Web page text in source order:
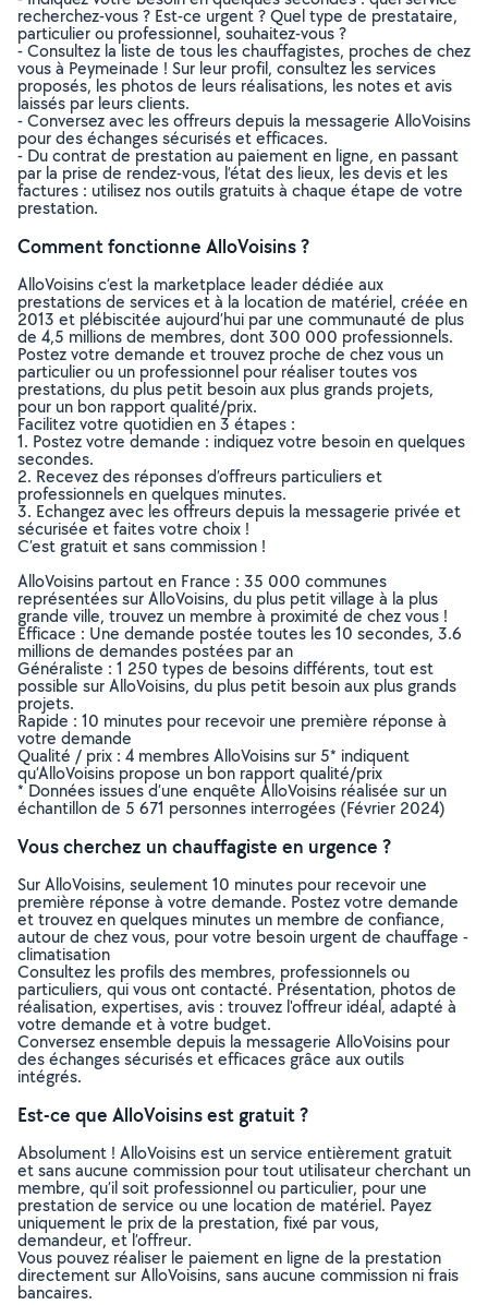
recherchez-vous ? Est-ce urgent ? Quel type de prestataire,
particulier ou professionnel, souhaitez-vous ?
- Consultez la liste de tous les chauffagistes, proches de chez
vous à Peymeinade ! Sur leur profil, consultez les services
proposés, les photos de leurs réalisations, les notes et avis
laissés par leurs clients.
- Conversez avec les offreurs depuis la messagerie AlloVoisins
pour des échanges sécurisés et efficaces.
- Du contrat de prestation au paiement en ligne, en passant
par la prise de rendez-vous, l’état des lieux, les devis et les
factures : utilisez nos outils gratuits à chaque étape de votre
prestation.
Comment fonctionne AlloVoisins ?
AlloVoisins c’est la marketplace leader dédiée aux
prestations de services et à la location de matériel, créée en
2013 et plébiscitée aujourd’hui par une communauté de plus
de 4,5 millions de membres, dont 300 000 professionnels.
Postez votre demande et trouvez proche de chez vous un
particulier ou un professionnel pour réaliser toutes vos
prestations, du plus petit besoin aux plus grands projets,
pour un bon rapport qualité/prix.
Facilitez votre quotidien en 3 étapes :
1. Postez votre demande : indiquez votre besoin en quelques
secondes.
2. Recevez des réponses d’offreurs particuliers et
professionnels en quelques minutes.
3. Echangez avec les offreurs depuis la messagerie privée et
sécurisée et faites votre choix !
C’est gratuit et sans commission !
AlloVoisins partout en France : 35 000 communes
représentées sur AlloVoisins, du plus petit village à la plus
grande ville, trouvez un membre à proximité de chez vous !
Efficace : Une demande postée toutes les 10 secondes, 3.6
millions de demandes postées par an
Généraliste : 1 250 types de besoins différents, tout est
possible sur AlloVoisins, du plus petit besoin aux plus grands
projets.
Rapide : 10 minutes pour recevoir une première réponse à
votre demande
Qualité / prix : 4 membres AlloVoisins sur 5* indiquent
qu’AlloVoisins propose un bon rapport qualité/prix
* Données issues d’une enquête AlloVoisins réalisée sur un
échantillon de 5 671 personnes interrogées (Février 2024)
Vous cherchez un chauffagiste en urgence ?
Sur AlloVoisins, seulement 10 minutes pour recevoir une
première réponse à votre demande. Postez votre demande
et trouvez en quelques minutes un membre de confiance,
autour de chez vous, pour votre besoin urgent de chauffage -
climatisation
Consultez les profils des membres, professionnels ou
particuliers, qui vous ont contacté. Présentation, photos de
réalisation, expertises, avis : trouvez l'offreur idéal, adapté à
votre demande et à votre budget.
Conversez ensemble depuis la messagerie AlloVoisins pour
des échanges sécurisés et efficaces grâce aux outils
intégrés.
Est-ce que AlloVoisins est gratuit ?
Absolument ! AlloVoisins est un service entièrement gratuit
et sans aucune commission pour tout utilisateur cherchant un
membre, qu’il soit professionnel ou particulier, pour une
prestation de service ou une location de matériel. Payez
uniquement le prix de la prestation, fixé par vous,
demandeur, et l’offreur.
Vous pouvez réaliser le paiement en ligne de la prestation
directement sur AlloVoisins, sans aucune commission ni frais
bancaires.